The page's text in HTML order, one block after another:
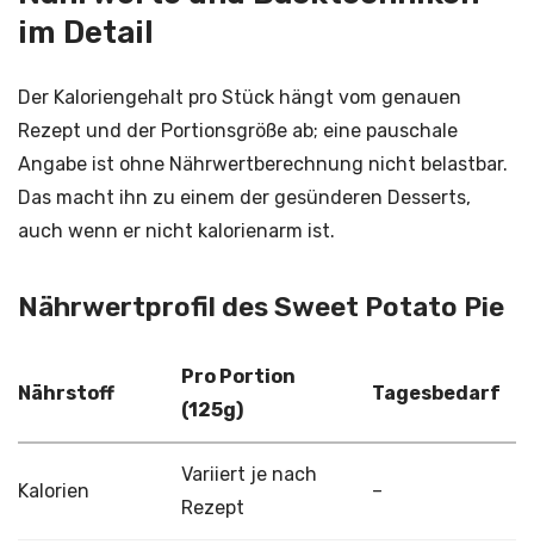
im Detail
Der Kaloriengehalt pro Stück hängt vom genauen
Rezept und der Portionsgröße ab; eine pauschale
Angabe ist ohne Nährwertberechnung nicht belastbar.
Das macht ihn zu einem der gesünderen Desserts,
auch wenn er nicht kalorienarm ist.
Nährwertprofil des Sweet Potato Pie
Nährstoff
Pro Portion
(125g)
Tagesbedarf
Kalorien
Variiert je nach
Rezept
–